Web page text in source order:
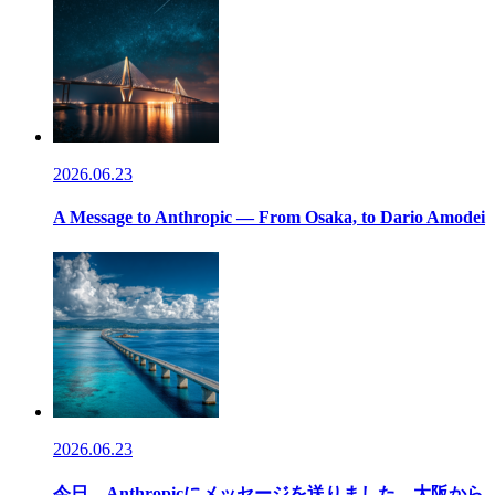
2026.06.23
A Message to Anthropic — From Osaka, to Dario Amodei
2026.06.23